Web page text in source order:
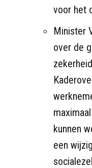
voor het
Minister
over de
kunnen
een